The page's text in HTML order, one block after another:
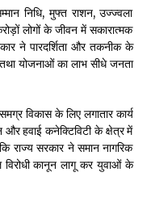
निधि, मुफ्त राशन, उज्ज्वला
लोगों के जीवन में सकारात्मक
ने पारदर्शिता और तकनीक के
तथा योजनाओं का लाभ सीधे जनता
विकास के लिए लगातार कार्य
हवाई कनेक्टिविटी के क्षेत्र में
राज्य सरकार ने समान नागरिक
कानून लागू कर युवाओं के